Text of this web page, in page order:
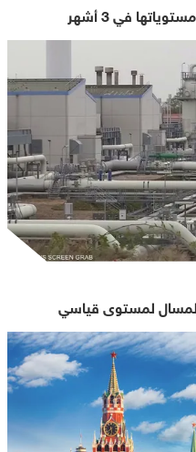
في 3 أشهر
المسال لمستوى قياسي